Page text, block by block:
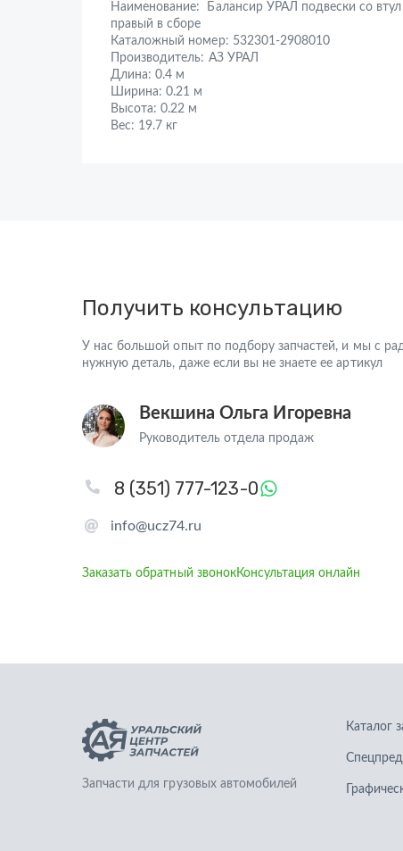
Наименование:
Балансир УРАЛ подвески со
правый в сборе
Каталожный номер: 532301-2908010
Производитель: АЗ УРАЛ
Длина: 0.4 м
Ширина: 0.21 м
Высота: 0.22 м
Вес: 19.7 кг
Получить консультацию
У нас большой опыт по подбору запчастей, и мы с
нужную деталь, даже если вы не знаете ее артикул
Векшина Ольга Игоревна
Руководитель отдела продаж
info@ucz74.ru
8 (351) 777-123-0
Заказать обратный звонокКонсультация онлайн
Запчасти для грузовых автомобилей